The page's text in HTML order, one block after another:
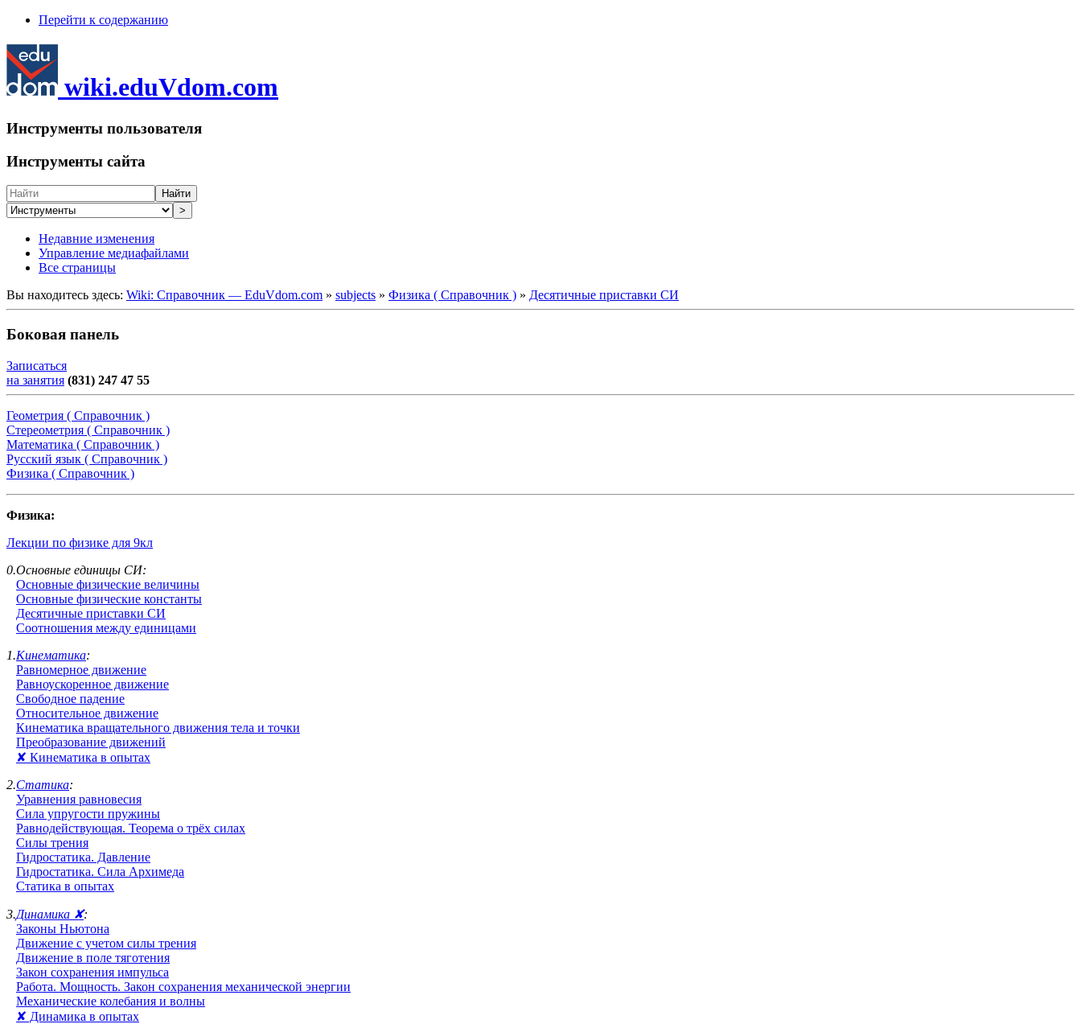
Перейти к содержанию
wiki.eduVdom.com
Инструменты пользователя
Инструменты сайта
Найти
>
Недавние изменения
Управление медиафайлами
Все страницы
Вы находитесь здесь: Wiki: Справочник — EduVdom.com » subjects » Физика ( Справочник ) » Десятичные приставки СИ
Боковая панель
Записаться
на занятия (831) 247 47 55
Геометрия ( Справочник )
Стереометрия ( Справочник )
Математика ( Справочник )
Русский язык ( Справочник )
Физика ( Справочник )
Физика:
Лекции по физике для 9кл
0.Основные единицы СИ:
Основные физические величины
Основные физические константы
Десятичные приставки СИ
Соотношения между единицами
1.Кинематика:
Равномерное движение
Равноускоренное движение
Свободное падение
Относительное движение
Кинематика вращательного движения тела и точки
Преобразование движений
✘ Кинематика в опытах
2.Статика:
Уравнения равновесия
Сила упругости пружины
Равнодействующая. Теорема о трёх силах
Силы трения
Гидростатика. Давление
Гидростатика. Сила Архимеда
Статика в опытах
3.Динамика ✘:
Законы Ньютона
Движение с учетом силы трения
Движение в поле тяготения
Закон сохранения импульса
Работа. Мощность. Закон сохранения механической энергии
Механические колебания и волны
✘ Динамика в опытах